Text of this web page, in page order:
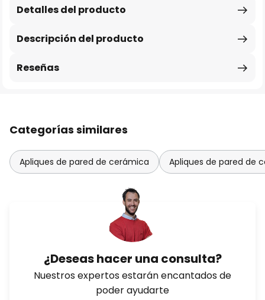
Descripción del producto
Detalles del producto
Reseñas
Categorías similares
Apliques de pared de cerámica Apliques de pared de
¿Deseas hacer una consulta?
Nuestros expertos estarán encantados de
poder ayudarte